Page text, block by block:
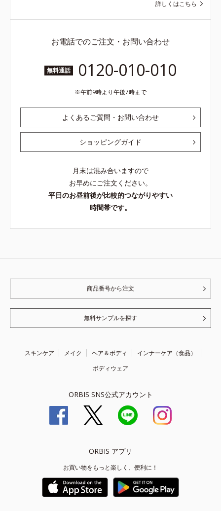
詳しくはこちら
お電話でのご注文・お問い合わせ
無料通話 0120-010-010
午前9時より午後7時まで
よくあるご質問・お問い合わせ
ショッピングガイド
月末は混み合いますので
お早めにご注文ください。
平日のお昼前後が比較的つながりやすい
時間帯です。
商品番号から注文
無料サンプルを探す
スキンケア メイク ヘア＆ボディ
インナーケア（食品）
ボディウェア
ORBIS SNS公式アカウント
ORBIS アプリ
お買い物をもっと楽しく、便利に！